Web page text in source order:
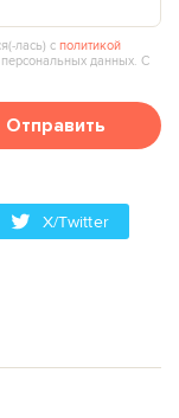
сполитикой
данных. С
Отправить
X/Twitter